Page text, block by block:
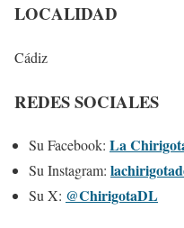
LOCALIDAD
Cádiz
REDES SOCIALES
Su Facebook: La
Su Instagram:
Su X: @ChirigotaDL